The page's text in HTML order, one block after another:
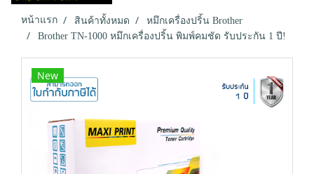
หน้าแรก สินค้าทั้งหมด
หมึกเครื่องปริ้น Brother
Brother TN-1000 หมึกเครื่องปริ้น พิมพ์คมชัด รับประกัน 1 ปี!
New